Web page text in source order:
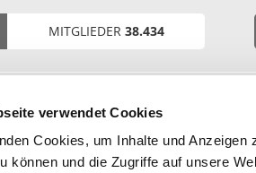
verwendet Cookies
Cookies, um Inhalte und
können und die Zugriffe auf unsere
MITGLIEDER 38.434